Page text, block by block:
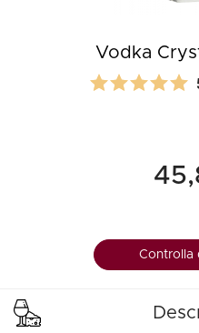
Vodka
Controlla